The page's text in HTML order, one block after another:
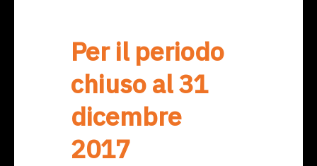
Per il periodo
chiuso al 31
dicembre
2017